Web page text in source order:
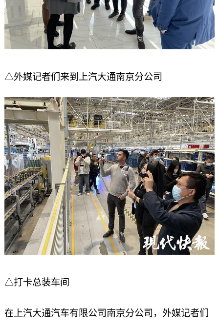
△外媒记者们来到上汽大通南京分公司
△打卡总装车间
在上汽大通汽车有限公司南京分公司，外媒记者们